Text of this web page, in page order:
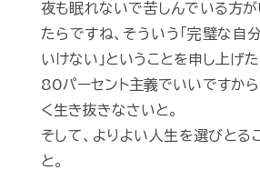
夜も眠れないで苦しんでいる方が
たらですね、そういう「完璧な自
いけない」ということを申し上げた
80パーセント主義でいいですから
く生き抜きなさいと。
そして、よりよい人生を選びとる
と。